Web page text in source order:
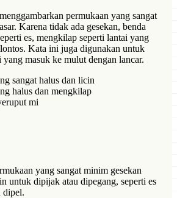
permukaan yang sangat
Karena tidak ada gesekan, benda
es, mengkilap seperti lantai yang
Kata ini juga digunakan untuk
masuk ke mulut dengan lancar.
sangat halus dan licin
halus dan mengkilap
mi
yang sangat minim gesekan
untuk dipijak atau dipegang, seperti es
dipel.